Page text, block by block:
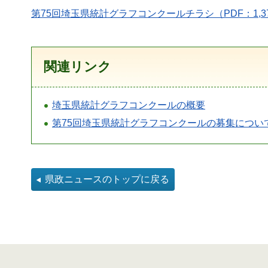
第75回埼玉県統計グラフコンクールチラシ（PDF：
関連リンク
埼玉県統計グラフコンクールの概要
第75回埼玉県統計グラフコンクールの募集につい
県政ニュースのトップに戻る